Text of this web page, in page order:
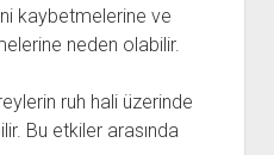
kaybetmelerine ve
neden olabilir.
ruh hali üzerinde
Bu etkiler arasında